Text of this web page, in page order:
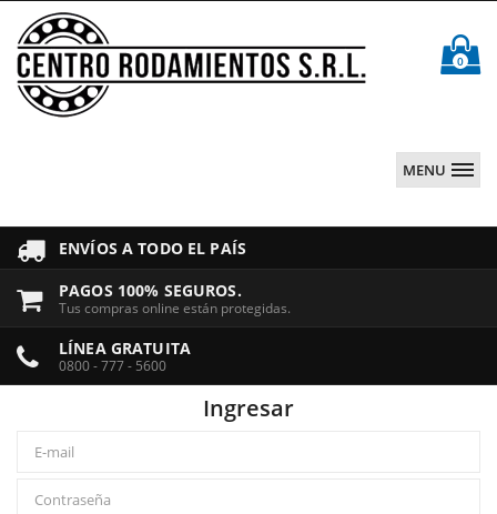
0
MENU
ENVÍOS A TODO EL PAÍS
PAGOS 100% SEGUROS.
Tus compras online están protegidas.
LÍNEA GRATUITA
0800 - 777 - 5600
Ingresar